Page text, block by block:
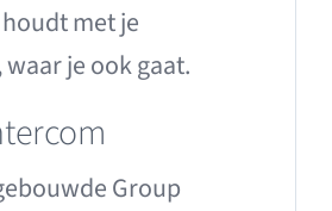
met je
je ook gaat.
Group